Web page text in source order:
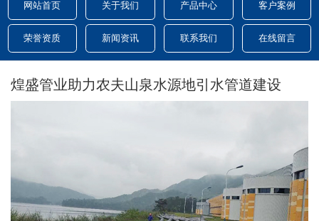
网站首页 关于我们 产品中心 客户案例
荣誉资质 新闻资讯 联系我们 在线留言
煌盛管业助力农夫山泉水源地引水管道建设